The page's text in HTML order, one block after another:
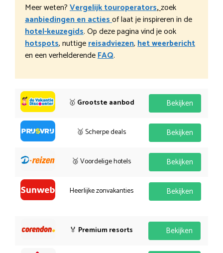
Meer weten?Vergelijk touroperators,zoek
aanbiedingen en actiesof laat je inspireren in de
hotel-keuzegids. Op deze pagina vind je ook
hotspots, nuttigereisadviezen,het weerbericht
en een verhelderendeFAQ.
🥇 Grootste aanbod Bekijken
🥈 Scherpe deals Bekijken
🥉 Voordelige hotels Bekijken
Heerlijke zonvakanties Bekijken
🏅 Premium resorts Bekijken